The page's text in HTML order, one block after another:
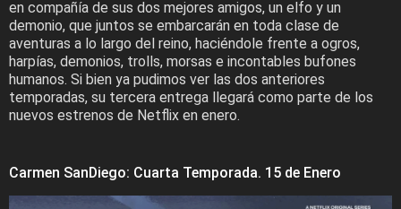
en compañía de sus dos mejores amigos, un elfo y un
demonio, que juntos se embarcarán en toda clase de
aventuras a lo largo del reino, haciéndole frente a ogros,
harpías, demonios, trolls, morsas e incontables bufones
humanos. Si bien ya pudimos ver las dos anteriores
temporadas, su tercera entrega llegará como parte de los
nuevos estrenos de Netflix en enero.
Carmen SanDiego: Cuarta Temporada. 15 de Enero